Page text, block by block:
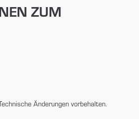
ZUM
Änderungen vorbehalten.